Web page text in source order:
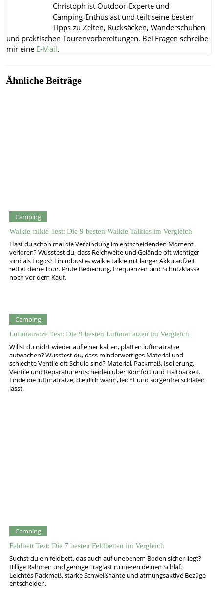
Christoph ist Outdoor‑Experte und
Camping‑Enthusiast und teilt seine besten
Tipps zu Zelten, Rucksäcken, Wanderschuhen
und praktischen Tourenvorbereitungen. Bei Fragen schreibe
mir eine E-Mail.
Ähnliche Beiträge
Camping
Walkie talkie Test: Die 9 besten Walkie Talkies im Vergleich
Hast du schon mal die Verbindung im entscheidenden Moment
verloren? Wusstest du, dass Reichweite und Gelände oft wichtiger
sind als Logos? Ein robustes walkie talkie mit langer Akkulaufzeit
rettet deine Tour. Prüfe Bedienung, Frequenzen und Schutzklasse
noch vor dem Kauf.
Camping
Luftmatratze Test: Die 9 besten Luftmatratzen im Vergleich
Willst du nicht wieder auf einer kalten, platten luftmatratze
aufwachen? Wusstest du, dass minderwertiges Material und
schlechte Ventile oft Schuld sind? Material, Packmaß, Isolierung,
Ventile und Reparatur entscheiden über Komfort und Haltbarkeit.
Finde die luftmatratze, die dich warm, leicht und sorgenfrei schlafen
lässt.
Camping
Feldbett Test: Die 7 besten Feldbetten im Vergleich
Suchst du ein feldbett, das auch auf unebenem Boden sicher liegt?
Billige Rahmen und geringe Traglast ruinieren deinen Schlaf.
Leichtes Packmaß, starke Schweißnähte und atmungsaktive Bezüge
entscheiden.